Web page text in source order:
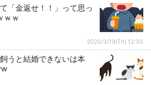
「金返せ！！」って思っ
ｗｗ
2020/3/19(Th) 12:30
うと結婚できないは本